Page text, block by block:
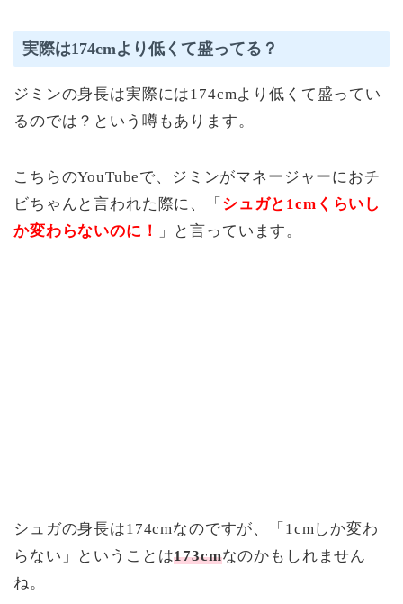
実際は174cmより低くて盛ってる？
ジミンの身長は実際には174cmより低くて盛ってい
るのでは？という噂もあります。
こちらのYouTubeで、ジミンがマネージャーにおチ
ビちゃんと言われた際に、「 シュガと1cmくらいし
か変わらないのに！
」と言っています。
シュガの身長は174cmなのですが、「1cmしか変わ
らない」ということは173cmなのかもしれません
ね。